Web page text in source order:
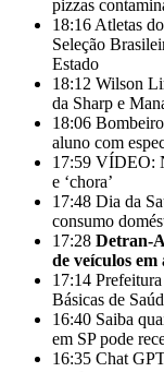
pizzas
18:16 Atletas
Seleção
Estado
18:12 Wilson
da Sharp e
18:06
aluno com
17:59 VÍDEO:
e ‘chora’
17:48 Dia da
consumo
17:28 Detran-
de veículos
17:14
Básicas de
16:40 Saiba
em SP pode
16:35 Chat